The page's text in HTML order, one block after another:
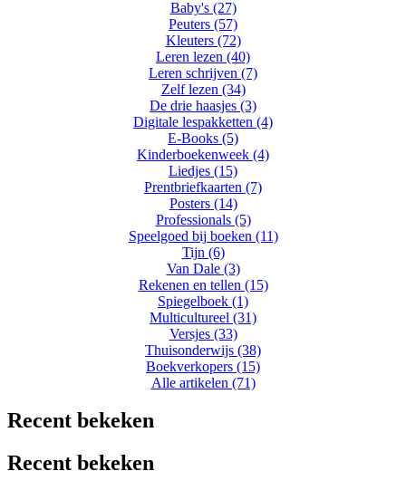
Baby's (27)
Peuters (57)
Kleuters (72)
Leren lezen (40)
Leren schrijven (7)
Zelf lezen (34)
De drie haasjes (3)
Digitale lespakketten (4)
E-Books (5)
Kinderboekenweek (4)
Liedjes (15)
Prentbriefkaarten (7)
Posters (14)
Professionals (5)
Speelgoed bij boeken (11)
Tijn (6)
Van Dale (3)
Rekenen en tellen (15)
Spiegelboek (1)
Multicultureel (31)
Versjes (33)
Thuisonderwijs (38)
Boekverkopers (15)
Alle artikelen (71)
Recent bekeken
Recent bekeken